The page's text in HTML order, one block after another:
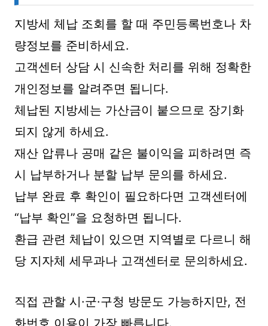
지방세 체납 조회를 할 때 주민등록번호나 차
량정보를 준비하세요.
고객센터 상담 시 신속한 처리를 위해 정확한
개인정보를 알려주면 됩니다.
체납된 지방세는 가산금이 붙으므로 장기화
되지 않게 하세요.
재산 압류나 공매 같은 불이익을 피하려면 즉
시 납부하거나 분할 납부 문의를 하세요.
납부 완료 후 확인이 필요하다면 고객센터에
“납부 확인”을 요청하면 됩니다.
환급 관련 체납이 있으면 지역별로 다르니 해
당 지자체 세무과나 고객센터로 문의하세요.
직접 관할 시·군·구청 방문도 가능하지만, 전
화번호 이용이 가장 빠릅니다.